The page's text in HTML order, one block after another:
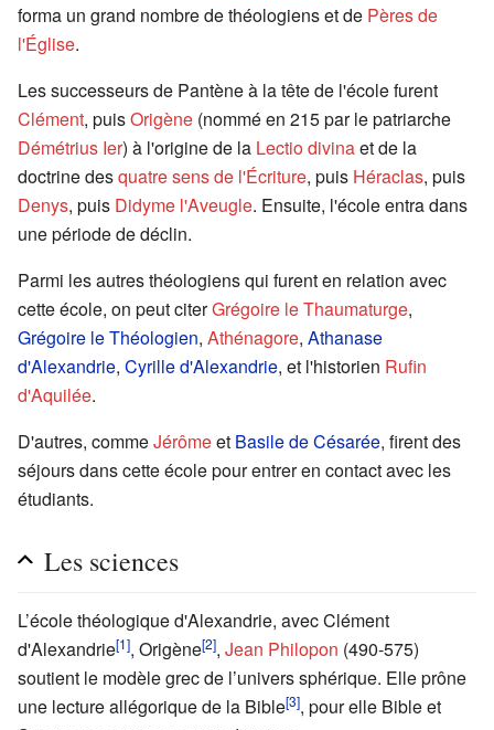
forma un grand nombre de théologiens et de Pères de
l'Église.
Les successeurs de Pantène à la tête de l'école furent
Clément, puisOrigène (nommé en 215 par le patriarche
Démétrius Ier) à l'origine de la Lectio divinaet de la
doctrine desquatre sens de l'Écriture, puis Héraclas, puis
Denys, puis Didyme l'Aveugle. Ensuite, l'école entra dans
une période de déclin.
Parmi les autres théologiens qui furent en relation avec
cette école, on peut citerGrégoire le Thaumaturge,
Grégoire le Théologien, Athénagore, Athanase
d'Alexandrie, Cyrille d'Alexandrie, et l'historien Rufin
d'Aquilée.
D'autres, commeJérômeet Basile de Césarée, firent des
séjours dans cette école pour entrer en contact avec les
étudiants.
Les sciences
L’école théologique d'Alexandrie, avec Clément
d'Alexandrie[1], Origène[2], Jean Philopon (490-575)
soutient le modèle grec de l’univers sphérique. Elle prône
une lecture allégorique de la Bible[3], pour elle Bible et